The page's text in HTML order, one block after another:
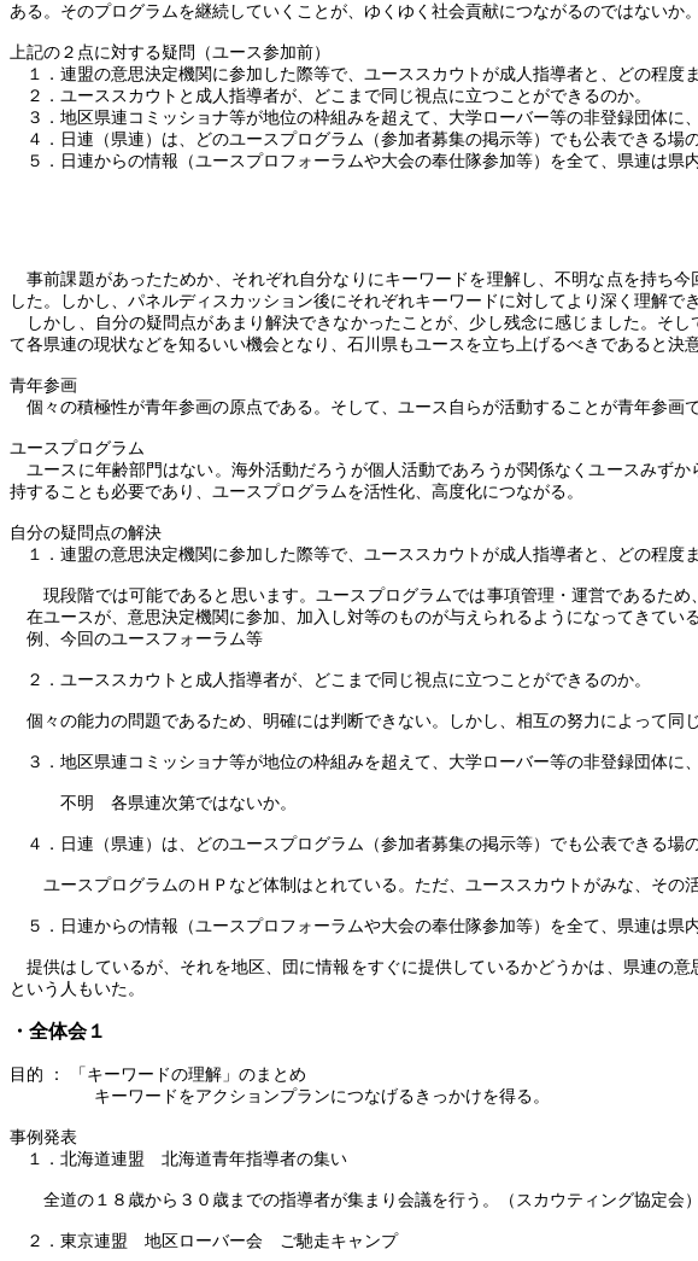
ある。そのプログラムを継続していくことが、ゆくゆく社会貢献につながるのではないか。
上記の２点に対する疑問（ユース参加前）
１． 連盟の意思決定機関に参加した際等で、ユーススカウトが成人指導者と、どの程度
２． ユーススカウトと成人指導者が、どこまで同じ視点に立つことができるのか。
３． 地区県連コミッショナ等が地位の枠組みを超えて、大学ローバー等の非登録団体に
４． 日連（県連）は、どのユースプログラム（参加者募集の掲示等）でも公表できる場
５． 日連からの情報（ユースプロフォーラムや大会の奉仕隊参加等）を全て、県連は県
事前課題があったためか、それぞれ自分なりにキーワードを理解し、不明な点を持ち
した。しかし、パネルディスカッション後にそれぞれキーワードに対してより深く理解で
しかし、自分の疑問点があまり解決できなかったことが、少し残念に感じました。そ
て各県連の現状などを知るいい機会となり、石川県もユースを立ち上げるべきであると決
青年参画
個々の積極性が青年参画の原点である。そして、ユース自らが活動することが青年参画
ユースプログラム
ユースに年齢部門はない。海外活動だろうが個人活動であろうが関係なくユースみず
持することも必要であり、ユースプログラムを活性化、高度化につながる。
自分の疑問点の解決
１． 連盟の意思決定機関に参加した際等で、ユーススカウトが成人指導者と、どの程度
現段階では可能であると思います。ユースプログラムでは事項管理・運営であるた
在ユースが、意思決定機関に参加、加入し対等のものが与えられるようになってきている
例、今回のユースフォーラム等
２． ユーススカウトと成人指導者が、どこまで同じ視点に立つことができるのか。
個々の能力の問題であるため、明確には判断できない。しかし、相互の努力によって
３． 地区県連コミッショナ等が地位の枠組みを超えて、大学ローバー等の非登録団体に
不明 各県連次第ではないか。
４． 日連（県連）は、どのユースプログラム（参加者募集の掲示等）でも公表できる場
ユースプログラムのＨＰなど体制はとれている。ただ、ユーススカウトがみな、その
５． 日連からの情報（ユースプロフォーラムや大会の奉仕隊参加等）を全て、県連は県
提供はしているが、それを地区、団に情報をすぐに提供しているかどうかは、県連の
という人もいた。
・全体会１
目的 ：
「キーワードの理解」のまとめ
キーワードをアクションプランにつなげるきっかけを得る。
事例発表
１． 北海道連盟 北海道青年指導者の集い
全道の１８歳から３０歳までの指導者が集まり会議を行う。（スカウティング協定
２． 東京連盟 地区ローバー会 ご馳走キャンプ